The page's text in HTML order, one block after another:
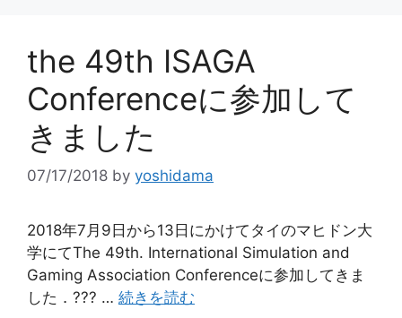
the 49th ISAGA
Conferenceに参加して
きました
07/17/2018 by yoshidama
2018年7月9日から13日にかけてタイのマヒドン大
学にてThe 49th. International Simulation and
Gaming Association Conferenceに参加してきま
した．??? … 続きを読む